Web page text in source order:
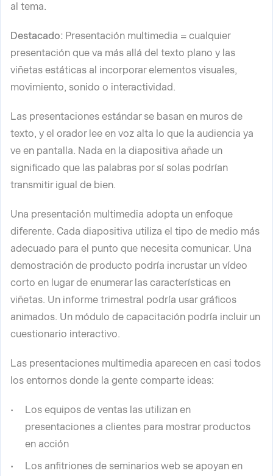
al tema.
Destacado: Presentación multimedia = cualquier
presentación que va más allá del texto plano y las
viñetas estáticas al incorporar elementos visuales,
movimiento, sonido o interactividad.
Las presentaciones estándar se basan en muros de
texto, y el orador lee en voz alta lo que la audiencia ya
ve en pantalla. Nada en la diapositiva añade un
significado que las palabras por sí solas podrían
transmitir igual de bien.
Una presentación multimedia adopta un enfoque
diferente. Cada diapositiva utiliza el tipo de medio más
adecuado para el punto que necesita comunicar. Una
demostración de producto podría incrustar un vídeo
corto en lugar de enumerar las características en
viñetas. Un informe trimestral podría usar gráficos
animados. Un módulo de capacitación podría incluir un
cuestionario interactivo.
Las presentaciones multimedia aparecen en casi todos
los entornos donde la gente comparte ideas:
Los equipos de ventas las utilizan en
presentaciones a clientes para mostrar productos
en acción
Los anfitriones de seminarios web se apoyan en